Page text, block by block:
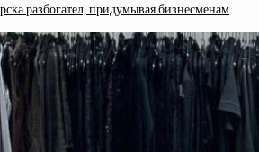
разбогател, придумывая бизнесменам